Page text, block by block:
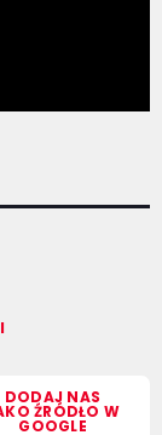
DODAJ NAS
ŹRÓDŁO W
GOOGLE